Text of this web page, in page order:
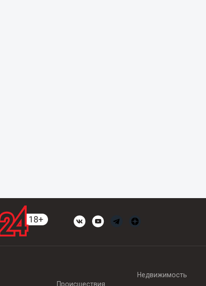
Происшествия
Недвижимость